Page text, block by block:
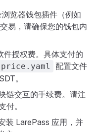
览器钱包插件（例如
易，请确保您的钱包内
件授权费。具体支付的
price.yaml
配置文件
。
链交互的手续费。请注
付。
装 LarePass 应用，并